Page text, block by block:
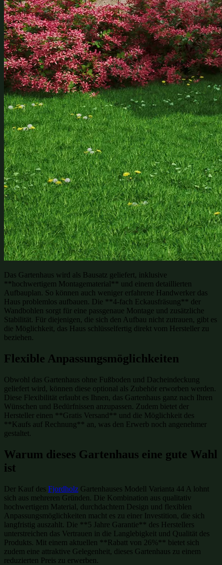
Das Gartenhaus wird als Bausatz geliefert, inklusive
**hochwertigem Montagematerial** und einem detaillierten
Aufbauplan. So können auch weniger erfahrene Handwerker das
Haus problemlos aufbauen. Die **4-fach Eckausfräsung** der
Wandbohlen sorgt für eine passgenaue Montage und zusätzliche
Stabilität. Für diejenigen, die sich den Aufbau nicht zutrauen, gibt es
die Möglichkeit, das Haus schlüsselfertig direkt vom Hersteller zu
beziehen.
Flexible Anpassungsmöglichkeiten
Obwohl das Gartenhaus ohne Fußboden und Dacheindeckung
geliefert wird, können diese optional als Zubehör erworben werden.
Diese Flexibilität erlaubt es Ihnen, das Gartenhaus ganz nach Ihren
Wünschen und Bedürfnissen anzupassen. Zudem bietet der
Hersteller einen **Gratis Versand** und die Möglichkeit des
**Kaufs auf Rechnung** an, was den Erwerb noch angenehmer
gestaltet.
Warum dieses Gartenhaus eine gute Wahl
ist
Der Kauf des Fjordholz Gartenhauses Modell Varianta 44 A lohnt
sich aus mehreren Gründen. Die Kombination aus qualitativ
hochwertigem Material, durchdachtem Design und flexiblen
Anpassungsmöglichkeiten macht es zu einer Investition, die sich
langfristig auszahlt. Die **5 Jahre Garantie** des Herstellers
unterstreichen das Vertrauen in die Langlebigkeit und Qualität des
Produkts. Mit einem aktuellen **Rabatt von 26%** bietet sich
zudem eine attraktive Gelegenheit, dieses Gartenhaus zu einem
reduzierten Preis zu erwerben.